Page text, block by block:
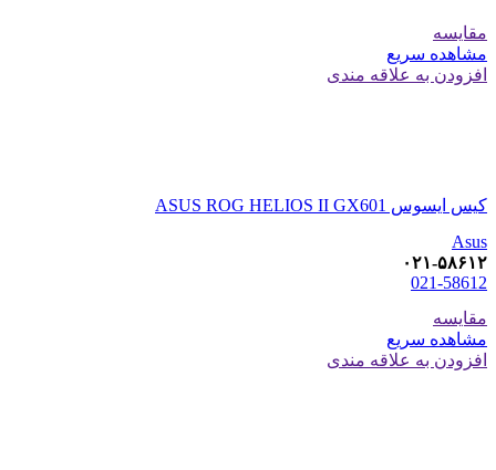
مقایسه
مشاهده سریع
افزودن به علاقه مندی
کیس ایسوس ASUS ROG HELIOS II GX601
Asus
۰۲۱-۵۸۶۱۲
021-58612
مقایسه
مشاهده سریع
افزودن به علاقه مندی